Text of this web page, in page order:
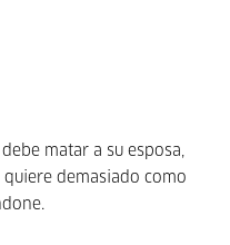
matar a su esposa,
quiere demasiado como